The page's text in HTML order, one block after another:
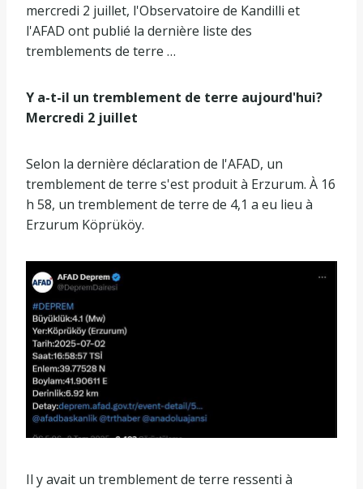
mercredi 2 juillet, l'Observatoire de Kandilli et
l'AFAD ont publié la dernière liste des
tremblements de terre …
Y a-t-il un tremblement de terre aujourd'hui?
Mercredi 2 juillet
Selon la dernière déclaration de l'AFAD, un
tremblement de terre s'est produit à Erzurum. À 16
h 58, un tremblement de terre de 4,1 a eu lieu à
Erzurum Köprüköy.
Il y avait un tremblement de terre ressenti à